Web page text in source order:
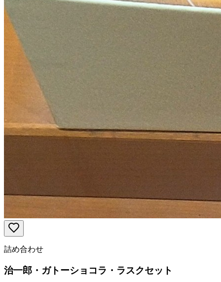
詰め合わせ
治一郎・ガトーショコラ・ラスクセット